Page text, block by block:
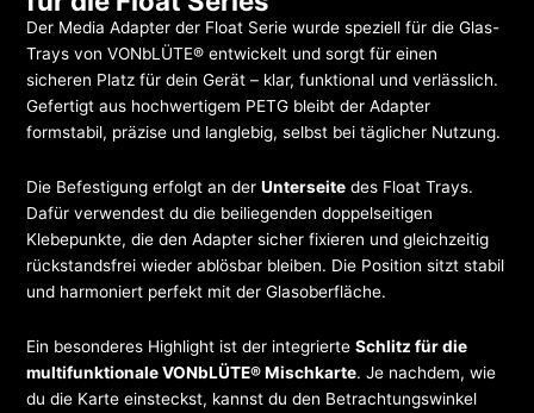
Der Media Adapter der Float Serie wurde speziell für die Glas-
Trays von VONbLÜTE® entwickelt und sorgt für einen
sicheren Platz für dein Gerät – klar, funktional und verlässlich.
Gefertigt aus hochwertigem PETG bleibt der Adapter
formstabil, präzise und langlebig, selbst bei täglicher Nutzung.
Die Befestigung erfolgt an derUnterseite des Float Trays.
Dafür verwendest du die beiliegenden doppelseitigen
Klebepunkte, die den Adapter sicher fixieren und gleichzeitig
rückstandsfrei wieder ablösbar bleiben. Die Position sitzt stabil
und harmoniert perfekt mit der Glasoberfläche.
Ein besonderes Highlight ist der integrierteSchlitz für die
multifunktionale VONbLÜTE® Mischkarte. Je nachdem, wie
du die Karte einsteckst, kannst du den Betrachtungswinkel